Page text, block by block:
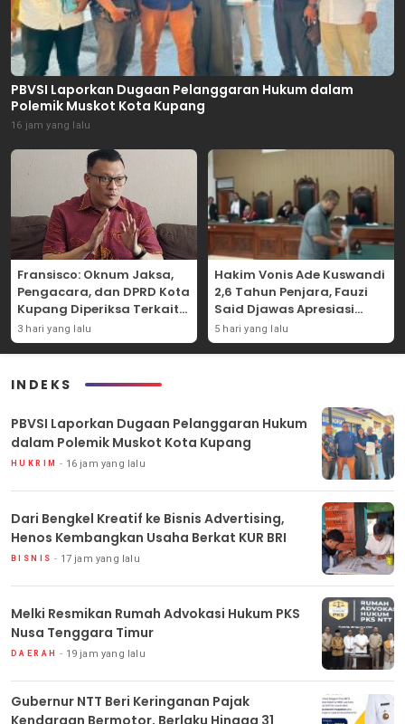
PBVSI Laporkan Dugaan Pelanggaran Hukum dalam
Polemik Muskot Kota Kupang
16 jam yang lalu
Fransisco: Oknum Jaksa,
Pengacara, dan DPRD Kota
Kupang Diperiksa Terkait
Kasus Akun TikTok Lika Liku
NTT
3 hari yang lalu
Hakim Vonis Ade Kuswandi
2,6 Tahun Penjara, Fauzi
Said Djawas Apresiasi
Putusan
5 hari yang lalu
INDEKS
PBVSI Laporkan Dugaan Pelanggaran Hukum
dalam Polemik Muskot Kota Kupang
HUKRIM 16 jam yang lalu
Dari Bengkel Kreatif ke Bisnis Advertising,
Henos Kembangkan Usaha Berkat KUR BRI
BISNIS 17 jam yang lalu
Melki Resmikan Rumah Advokasi Hukum PKS
Nusa Tenggara Timur
DAERAH 19 jam yang lalu
Gubernur NTT Beri Keringanan Pajak
Kendaraan Bermotor, Berlaku Hingga 31